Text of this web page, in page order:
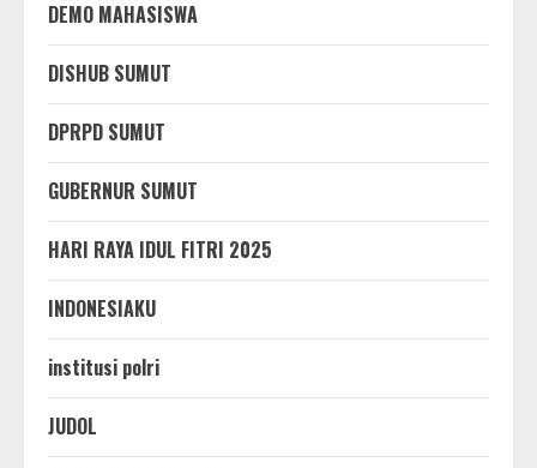
DEMO MAHASISWA
DISHUB SUMUT
DPRPD SUMUT
GUBERNUR SUMUT
HARI RAYA IDUL FITRI 2025
INDONESIAKU
institusi polri
JUDOL